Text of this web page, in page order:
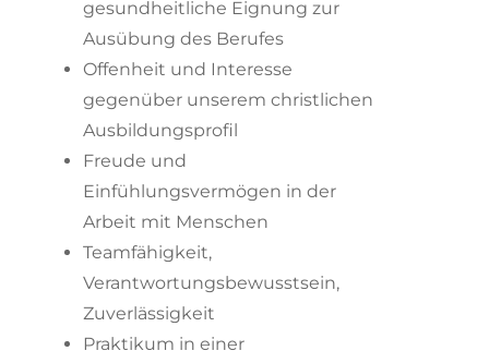
gesundheitliche Eignung zur
Ausübung des Berufes
Offenheit und Interesse
gegenüber unserem christlichen
Ausbildungsprofil
Freude und
Einfühlungsvermögen in der
Arbeit mit Menschen
Teamfähigkeit,
Verantwortungsbewusstsein,
Zuverlässigkeit
Praktikum in einer